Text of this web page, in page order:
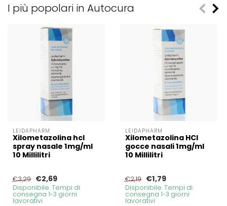
I più popolari in Autocura
LEIDAPHARM
Xilometazolina hcl
spray nasale 1mg/ml
10 Millilitri
€3,29 €2,69
Disponibile. Tempi di
consegna 1-3 giorni
lavorativi
LEIDAPHARM
Xilometazolina HCl
gocce nasali 1mg/ml
10 Millilitri
€2,19 €1,79
Disponibile. Tempi di
consegna 1-3 giorni
lavorativi